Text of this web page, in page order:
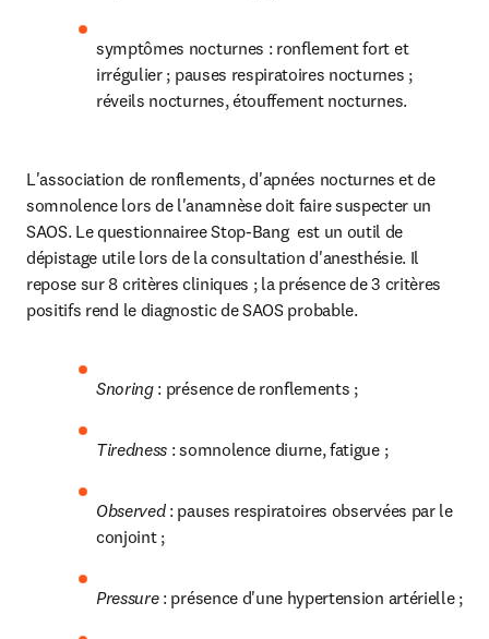
symptômes nocturnes : ronflement fort et
irrégulier ; pauses respiratoires nocturnes ;
réveils nocturnes, étouffement nocturnes.
L'association de ronflements, d'apnées nocturnes et de
somnolence lors de l'anamnèse doit faire suspecter un
SAOS. Le questionnairee Stop-Bang est un outil de
dépistage utile lors de la consultation d'anesthésie. Il
repose sur 8 critères cliniques ; la présence de 3 critères
positifs rend le diagnostic de SAOS probable.
Snoring : présence de ronflements ;
Tiredness : somnolence diurne, fatigue ;
Observed : pauses respiratoires observées par le
conjoint ;
Pressure : présence d'une hypertension artérielle ;